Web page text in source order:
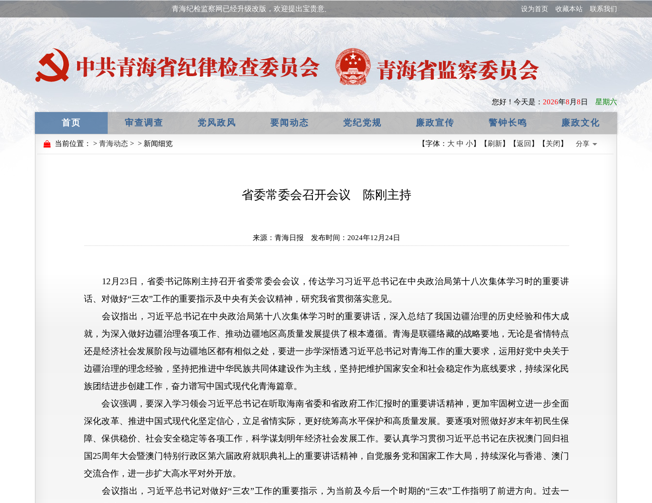
青海纪检监察网已经升级改版，欢迎提出宝贵意见！ 设为首页 收藏本站 联系我们
您好！ 今天是： 2026年8 月 8 日 星期六
首页 审查调查 党风政风 要闻动态 党纪党规 廉政宣传 警钟长鸣 廉政文化
当前位置： > 青海动态 > > 新闻细览 【字体： 大 中 小】【刷新】【返回 】【关闭 】 分享
省委常委会召开会议 陈刚主持
来源： 青海日报 发布时间： 2024年12月24日
12月23日，省委书记陈刚主持召开省委常委会会议，传达学习习近平总书记在中央政治局第十八次集体学习时的重要讲
话、对做好“三农”工作的重要指示及中央有关会议精神，研究我省贯彻落实意见。
会议指出，习近平总书记在中央政治局第十八次集体学习时的重要讲话，深入总结了我国边疆治理的历史经验和伟大成
就，为深入做好边疆治理各项工作、推动边疆地区高质量发展提供了根本遵循。青海是联疆络藏的战略要地，无论是省情特点
还是经济社会发展阶段与边疆地区都有相似之处，要进一步学深悟透习近平总书记对青海工作的重大要求，运用好党中央关于
边疆治理的理念经验，坚持把推进中华民族共同体建设作为主线，坚持把维护国家安全和社会稳定作为底线要求，持续深化民
族团结进步创建工作，奋力谱写中国式现代化青海篇章。
会议强调，要深入学习领会习近平总书记在听取海南省委和省政府工作汇报时的重要讲话精神，更加牢固树立进一步全面
深化改革、推进中国式现代化坚定信心，立足省情实际，更好统筹高水平保护和高质量发展。要逐项对照做好岁末年初民生保
障、保供稳价、社会安全稳定等各项工作，科学谋划明年经济社会发展工作。要认真学习贯彻习近平总书记在庆祝澳门回归祖
国25周年大会暨澳门特别行政区第六届政府就职典礼上的重要讲话精神，自觉服务党和国家工作大局，持续深化与香港、澳门
交流合作，进一步扩大高水平对外开放。
会议指出，习近平总书记对做好“三农”工作的重要指示，为当前及今后一个时期的“三农”工作指明了前进方向。过去一